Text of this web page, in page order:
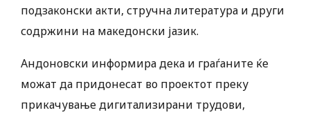
подзаконски акти, стручна литература и други
содржини на македонски јазик.
Андоновски информира дека и граѓаните ќе
можат да придонесат во проектот преку
прикачување дигитализирани трудови,